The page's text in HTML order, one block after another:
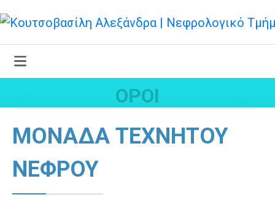
ΌΡΟΙ
ΜΟΝΑΔΑ ΤΕΧΝΗΤΟΥ
ΝΕΦΡΟΥ